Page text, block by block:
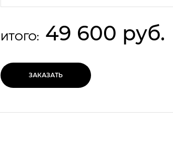
ИТОГО: 49 600 руб.
ЗАКАЗАТЬ